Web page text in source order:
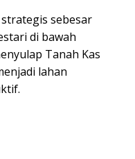
sebesar
di bawah
Tanah Kas
lahan